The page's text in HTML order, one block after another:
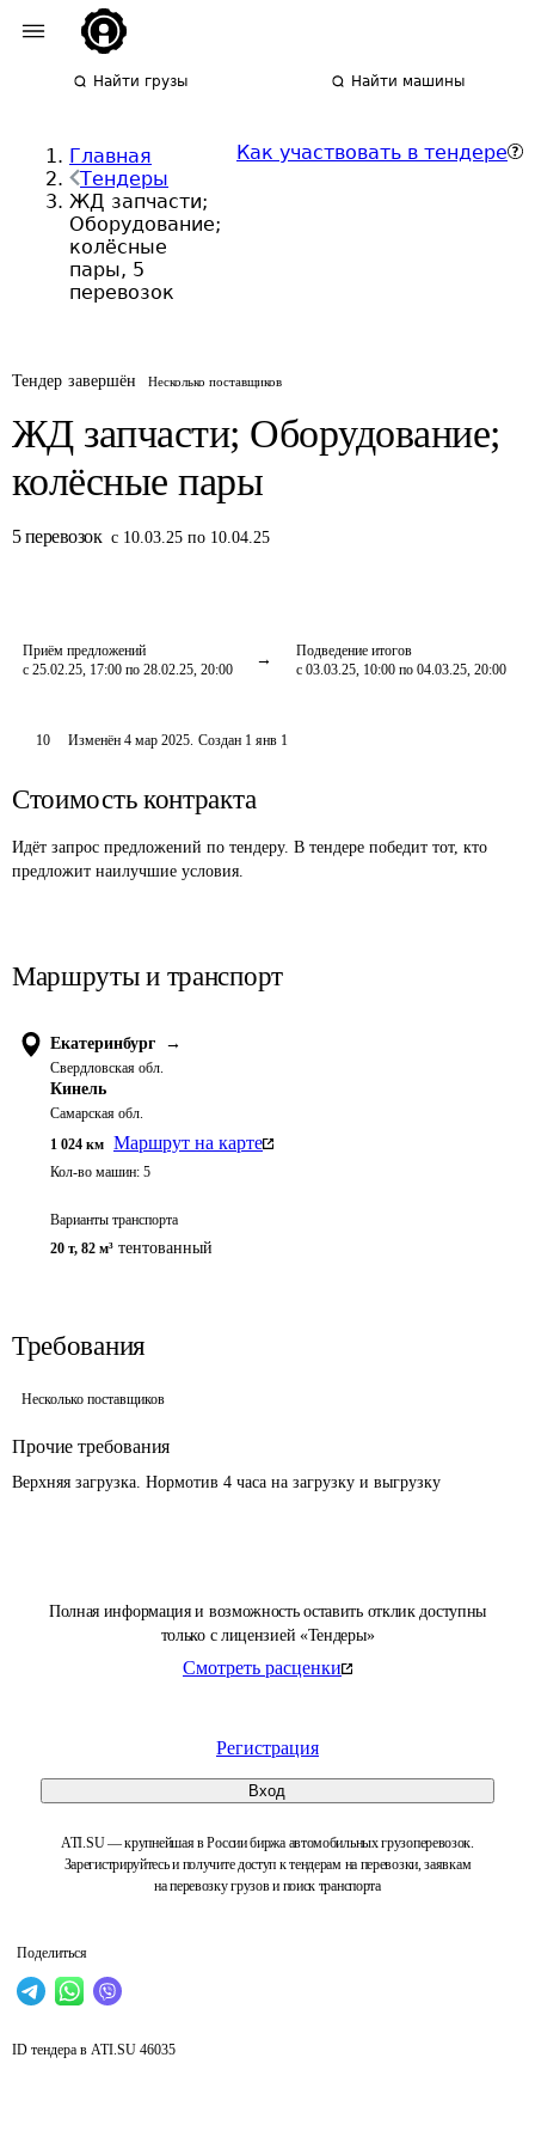
Найти грузы Найти машины
Главная
Тендеры
ЖД запчасти;
Оборудование;
колёсные
пары, 5
перевозок
Как участвовать в тендере
Тендер завершён Несколько поставщиков
ЖД запчасти; Оборудование;
колёсные пары
5 перевозок с 10.03.25 по 10.04.25
Приём предложений
с 25.02.25, 17:00 по 28.02.25, 20:00
Подведение итогов
с 03.03.25, 10:00 по 04.03.25, 20:00
Полная информация и возможность оставить отклик доступны
только с лицензией «Тендеры»
Смотреть расценки
Регистрация
Вход
ATI.SU — крупнейшая в России биржа автомобильных грузоперевозок.
Зарегистрируйтесь и получите доступ к тендерам на перевозки, заявкам
на перевозку грузов и поиск транспорта
Поделиться
10 Изменён4 мар 2025. Создан 1 янв 1
Стоимость контракта
Идёт запрос предложений по тендеру. В тендере победит тот, кто
предложит наилучшие условия.
Маршруты и транспорт
Екатеринбург →
Свердловская обл.
Кинель
Самарская обл.
1 024 км Маршрут на карте
Кол-во машин: 5
Варианты транспорта
20 т, 82 м³ тентованный
Требования
Несколько поставщиков
Прочие требования
Верхняя загрузка. Нормотив 4 часа на загрузку и выгрузку
ID тендера в ATI.SU 46035